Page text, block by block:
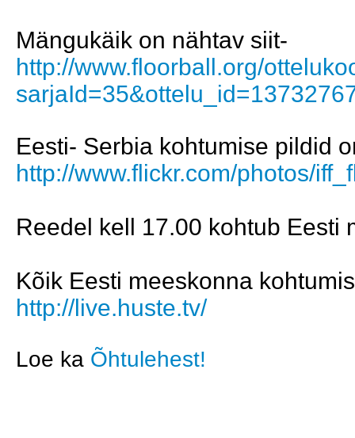
Mängukäik on nähtav siit-
http://www.floorball.org/
Eesti- Serbia kohtumise pildid
http://www.flickr.com/photos/
Reedel kell 17.00 kohtub Eesti
Kõik Eesti meeskonna
http://live.huste.tv/
Loe ka Õhtulehest!